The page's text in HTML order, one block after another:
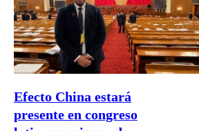
Efecto China estará
presente en congreso